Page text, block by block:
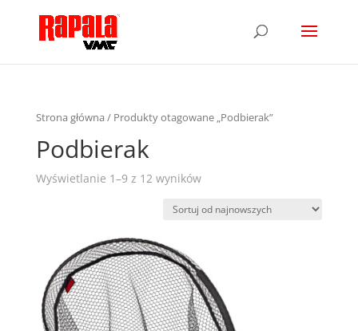
Strona główna / Produkty otagowane „Podbierak”
Podbierak
Wyświetlanie 1–9 z 12 wyników